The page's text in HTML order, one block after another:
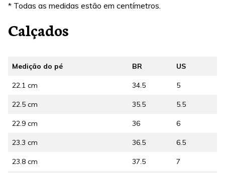
* Todas as medidas estão em centímetros.
Calçados
Medição do pé BR US
22.1 cm 34.5 5
22.5 cm 35.5 5.5
22.9 cm 36 6
23.3 cm 36.5 6.5
23.8 cm 37.5 7